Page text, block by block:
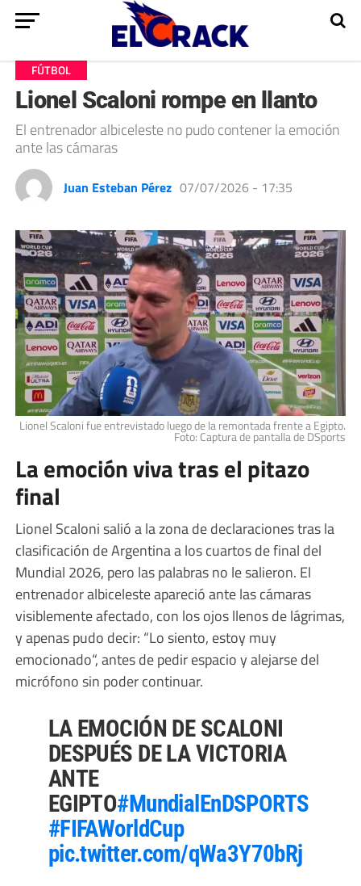
FÚTBOL
Lionel Scaloni rompe en llanto
El entrenador albiceleste no pudo contener la emoción
ante las cámaras
Juan Esteban Pérez 07/07/2026 - 17:35
Lionel Scaloni fue entrevistado luego de la remontada frente a Egipto.
Foto: Captura de pantalla de DSports
La emoción viva tras el pitazo
final
Lionel Scaloni salió a la zona de declaraciones tras la
clasificación de Argentina a los cuartos de final del
Mundial 2026, pero las palabras no le salieron. El
entrenador albiceleste apareció ante las cámaras
visiblemente afectado, con los ojos llenos de lágrimas,
y apenas pudo decir: “Lo siento, estoy muy
emocionado“, antes de pedir espacio y alejarse del
micrófono sin poder continuar.
LA EMOCIÓN DE SCALONI
DESPUÉS DE LA VICTORIA
ANTE
EGIPTO#MundialEnDSPORTS
#FIFAWorldCup
pic.twitter.com/qWa3Y70bRj